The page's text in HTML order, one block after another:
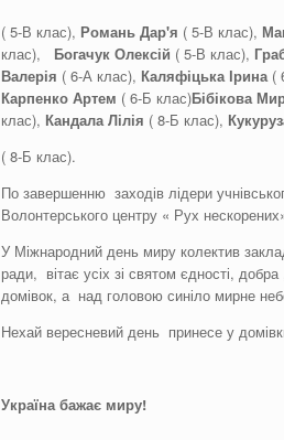
( 5-В клас), Романь Дар'я ( 5-В клас),
клас),
Богачук Олексій ( 5-В клас),
Валерія ( 6-А клас), Каляфіцька Ірина(
Карпенко Артем ( 6-Б клас)Бібікова
клас), Кандала Лілія ( 8-Б клас),
( 8-Б клас).
По завершенню заходів лідери
Волонтерського центру « Рух
У Міжнародний день миру колектив
ради, вітає усіх зі святом єдності,
домівок, а над головою синіло мирне
Нехай вересневий день принесе у
Україна бажає миру!